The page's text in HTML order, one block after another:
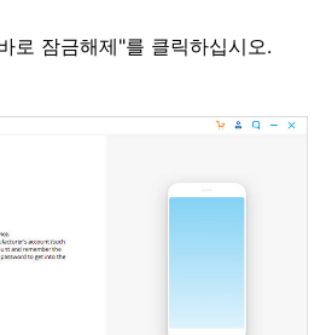
로 잠금해제"를 클릭하십시오.